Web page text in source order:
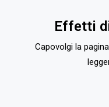
Effetti
Capovolgi la